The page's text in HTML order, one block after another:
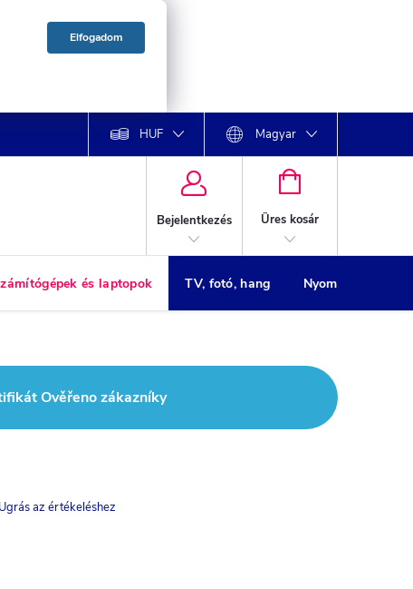
Elfogadom
HUF Magyar
Bejelentkezés
KOSÁR
Üres kosár
és laptopok TV, fotó, hang Nyomtatók
Ověřeno zákazníky
Ugrás az értékeléshez